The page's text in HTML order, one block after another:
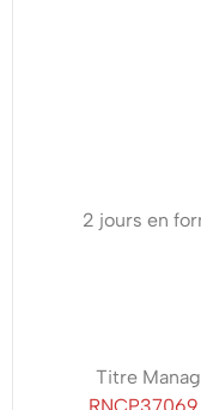
stratégie
marché
2 jours en
Titre